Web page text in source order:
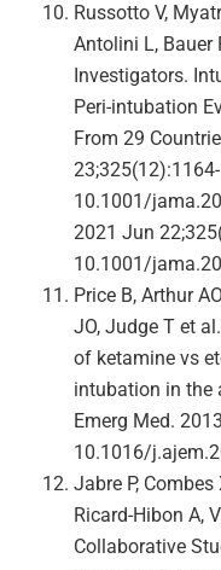
Russotto V,
Antolini L, Bauer
Investigators.
Peri-intubation
From 29
10.1001/
2021 Jun
10.1001/
Price B, Arthur
JO, Judge T et
of ketamine vs
intubation in the
Emerg Med.
10.1016/
Jabre P,
Ricard-Hibon A,
Collaborative